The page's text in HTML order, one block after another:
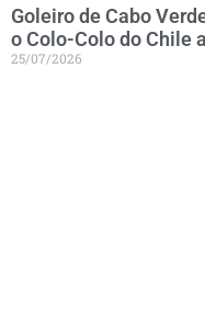
Goleiro de Cabo
o Colo-Colo do Chile
25/07/2026